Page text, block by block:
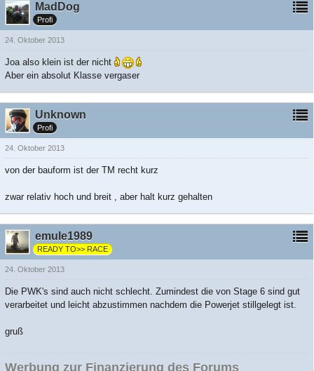
MadDog
Profi
24. Oktober 2013
Joa also klein ist der nicht
Aber ein absolut Klasse vergaser
Unknown
Profi
24. Oktober 2013
von der bauform ist der TM recht kurz
zwar relativ hoch und breit , aber halt kurz gehalten
emule1989
READY TO>> RACE
24. Oktober 2013
Die PWK's sind auch nicht schlecht. Zumindest die von Stage 6 sind gut
verarbeitet und leicht abzustimmen nachdem die Powerjet stillgelegt ist.
gruß
Werbung zur Finanzierung des Forums